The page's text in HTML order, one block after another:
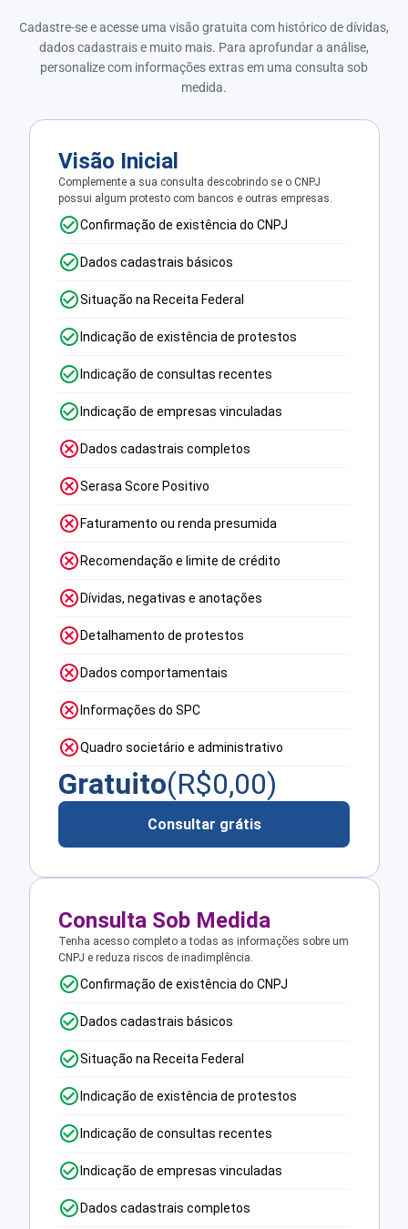
Cadastre-se e acesse uma visão gratuita com histórico de dívidas,
dados cadastrais e muito mais. Para aprofundar a análise,
personalize com informações extras em uma consulta sob
medida.
Visão Inicial
Complemente a sua consulta descobrindo se o CNPJ
possui algum protesto com bancos e outras empresas.
Confirmação de existência do CNPJ
Dados cadastrais básicos
Situação na Receita Federal
Indicação de existência de protestos
Indicação de consultas recentes
Indicação de empresas vinculadas
Dados cadastrais completos
Serasa Score Positivo
Faturamento ou renda presumida
Recomendação e limite de crédito
Dívidas, negativas e anotações
Detalhamento de protestos
Dados comportamentais
Informações do SPC
Quadro societário e administrativo
Gratuito(R$0,00)
Consultar grátis
Consulta Sob Medida
Tenha acesso completo a todas as informações sobre um
CNPJ e reduza riscos de inadimplência.
Confirmação de existência do CNPJ
Dados cadastrais básicos
Situação na Receita Federal
Indicação de existência de protestos
Indicação de consultas recentes
Indicação de empresas vinculadas
Dados cadastrais completos